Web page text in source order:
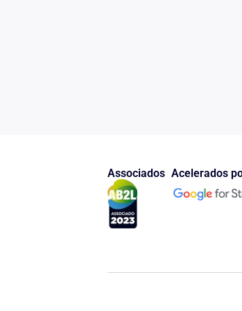
da(o) Requerida(o) às custas
Requer a produção de todas as
depoimento pessoal da(o)
comparecerão independentemente
que esse douto juízo entender
Pede Deferimento
………., …. de …………. de ……….
Associados Acelerados